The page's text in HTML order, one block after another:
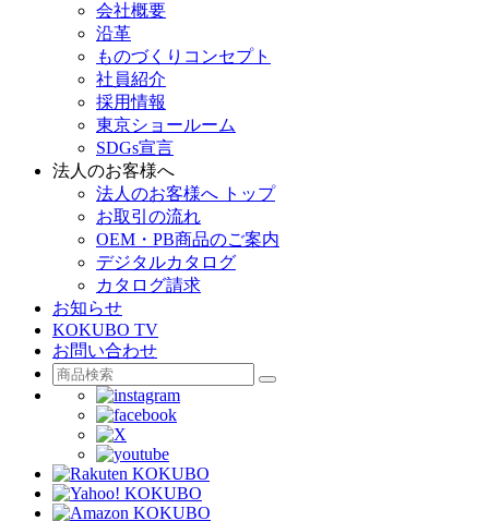
会社概要
沿革
ものづくりコンセプト
社員紹介
採用情報
東京ショールーム
SDGs宣言
法人のお客様へ
法人のお客様へ トップ
お取引の流れ
OEM・PB商品のご案内
デジタルカタログ
カタログ請求
お知らせ
KOKUBO TV
お問い合わせ